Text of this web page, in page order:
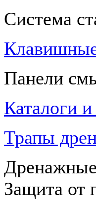
Система
Панели
Каталоги
Трапы
Защита от